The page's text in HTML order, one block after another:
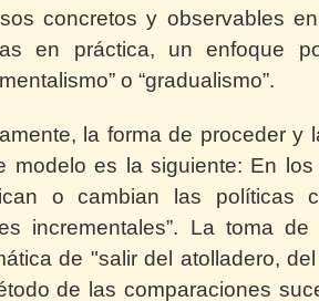
concretos y observables
en práctica, un enfoque
o “gradualismo”.
la forma de proceder y
modelo es la siguiente: En
o cambian las políticas
incrementales”. La toma
de "salir del atolladero,
de las comparaciones